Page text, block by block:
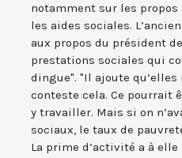
notamment sur les propos
les aides sociales.
aux propos du président
prestations sociales qui
dingue". "Il ajoute qu’elles
conteste cela. Ce pourrait
y travailler. Mais si on
sociaux, le taux de
La prime d’activité a à